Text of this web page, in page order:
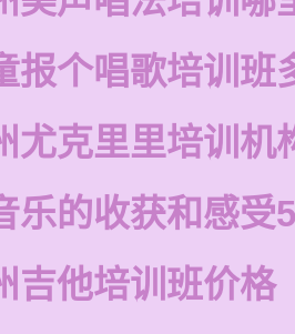
报个唱歌培训班
尤克里里培训机
乐的收获和感受
吉他培训班价格